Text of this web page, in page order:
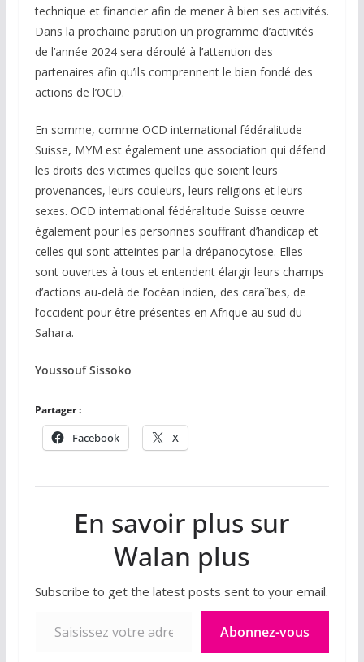
technique et financier afin de mener à bien ses activités.
Dans la prochaine parution un programme d’activités
de l’année 2024 sera déroulé à l’attention des
partenaires afin qu’ils comprennent le bien fondé des
actions de l’OCD.
En somme, comme OCD international fédéralitude
Suisse, MYM est également une association qui défend
les droits des victimes quelles que soient leurs
provenances, leurs couleurs, leurs religions et leurs
sexes. OCD international fédéralitude Suisse œuvre
également pour les personnes souffrant d’handicap et
celles qui sont atteintes par la drépanocytose. Elles
sont ouvertes à tous et entendent élargir leurs champs
d’actions au-delà de l’océan indien, des caraïbes, de
l’occident pour être présentes en Afrique au sud du
Sahara.
Youssouf Sissoko
Partager :
Facebook X
En savoir plus sur
Walan plus
Subscribe to get the latest posts sent to your email.
Abonnez-vous